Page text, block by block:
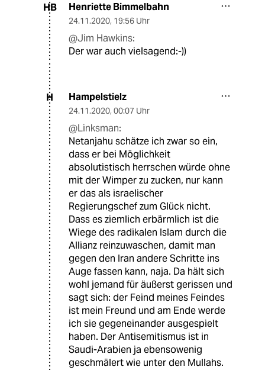
HB Henriette Bimmelbahn
24.11.2020, 19:56 Uhr
@Jim Hawkins:
Der war auch vielsagend:-))
H Hampelstielz
24.11.2020, 00:07 Uhr
@Linksman:
Netanjahu schätze ich zwar so ein,
dass er bei Möglichkeit
absolutistisch herrschen würde ohne
mit der Wimper zu zucken, nur kann
er das als israelischer
Regierungschef zum Glück nicht.
Dass es ziemlich erbärmlich ist die
Wiege des radikalen Islam durch die
Allianz reinzuwaschen, damit man
gegen den Iran andere Schritte ins
Auge fassen kann, naja. Da hält sich
wohl jemand für äußerst gerissen und
sagt sich: der Feind meines Feindes
ist mein Freund und am Ende werde
ich sie gegeneinander ausgespielt
haben. Der Antisemitismus ist in
Saudi-Arabien ja ebensowenig
geschmälert wie unter den Mullahs.